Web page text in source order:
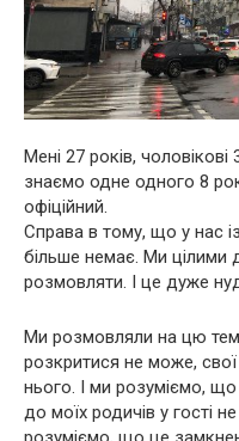
Мені 27 років,
знаємо одне одного 8
офіційний.
Справа в тому, що у нас
більше немає. Ми
розмовляти. І це дуже
Ми розмовляли на цю
розкритися не може,
нього. І ми розуміємо,
до моїх родичів у гості